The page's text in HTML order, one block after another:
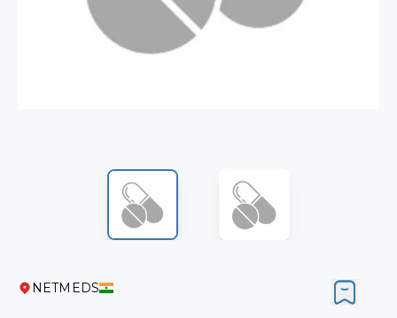
NETMEDS